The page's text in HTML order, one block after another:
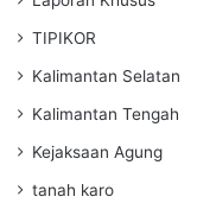
TIPIKOR
Kalimantan Selatan
Kalimantan Tengah
Kejaksaan Agung
tanah karo